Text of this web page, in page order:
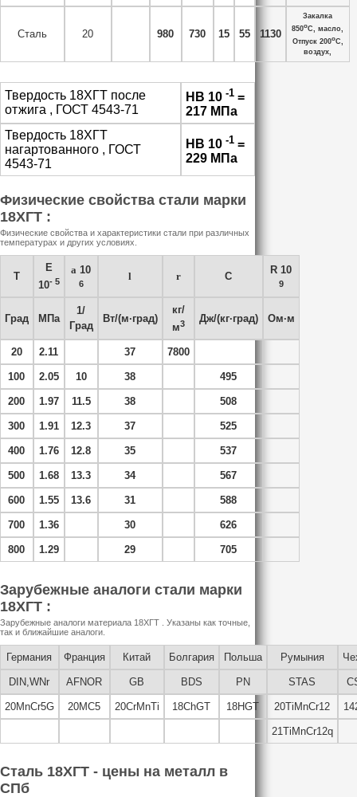
Сталь 20 980 730 15 55 1130
Закалка
850oC, масло,
Отпуск 200oC,
воздух,
Твердость 18ХГТ после
отжига , ГОСТ 4543-71
HB 10 -1 =
217 МПа
Твердость 18ХГТ
нагартованного , ГОСТ
4543-71
HB 10 -1 =
229 МПа
Физические свойства стали марки
18ХГТ :
Физические свойства и характеристики стали при различных
температурах и других условиях.
T
E
10- 5
a 10
6
l r C
R 10
9
Град МПа
1/
Град
Вт/(м·град)
кг/
м3 Дж/(кг·град) Ом·м
20 2.11 37 7800
100 2.05 10 38 495
200 1.97 11.5 38 508
300 1.91 12.3 37 525
400 1.76 12.8 35 537
500 1.68 13.3 34 567
600 1.55 13.6 31 588
700 1.36 30 626
800 1.29 29 705
Зарубежные аналоги стали марки
18ХГТ :
Зарубежные аналоги материала 18ХГТ . Указаны как точные,
так и ближайшие аналоги.
Германия Франция Китай Болгария Польша Румыния
DIN,WNr AFNOR GB BDS PN STAS
20MnCr5G 20MC5 20CrMnTi 18ChGT 18HGT 20TiMnCr12
21TiMnCr12q
Сталь 18ХГТ - цены на металл в
СПб